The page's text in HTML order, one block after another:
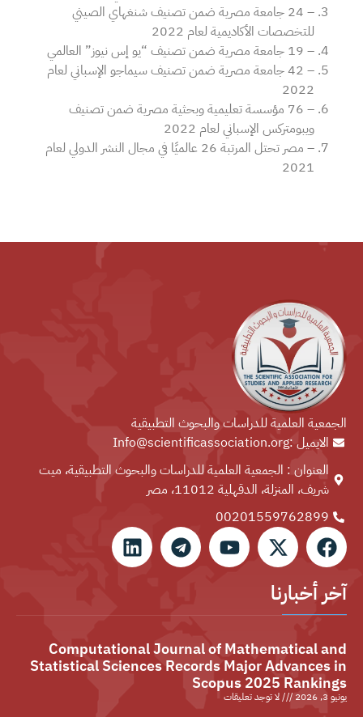
– 24 جامعة مصرية ضمن تصنيف شنغهاي الصيني
للتخصصات الأكاديمية لعام 2022
– 19 جامعة مصرية ضمن تصنيف “يو إس نيوز” العالمي
– 42 جامعة مصرية ضمن تصنيف سيماجو الإسباني لعام
2022
– 76 مؤسسة تعليمية وبحثية مصرية ضمن تصنيف
ويبومتركس الإسباني لعام 2022
– مصر تحتل المرتبة 26 عالميًا في مجال النشر الدولي لعام
2021
الجمعية العلمية للدراسات والبحوث التطبيقية
الايميل :Info@scientificassociation.org
العنوان : الجمعية العلمية للدراسات والبحوث التطبيقية، ميت
شريف، المنزلة، الدقهلية 11012، مصر
00201559762899⁩
آخر أخبارنا
Computational Journal of Mathematical and
Statistical Sciences Records Major Advances in
Scopus 2025 Rankings
يونيو 3, 2026
لا توجد تعليقات